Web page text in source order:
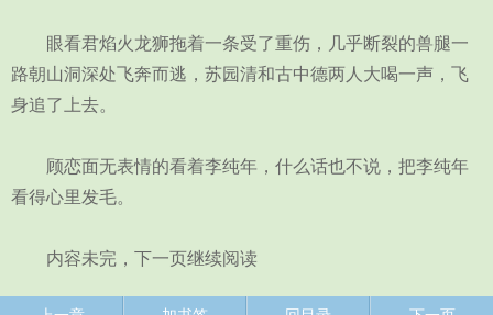
眼看君焰火龙狮拖着一条受了重伤，几乎断裂的兽腿一
路朝山洞深处飞奔而逃，苏园清和古中德两人大喝一声，飞
身追了上去。
顾恋面无表情的看着李纯年，什么话也不说，把李纯年
看得心里发毛。
内容未完，下一页继续阅读